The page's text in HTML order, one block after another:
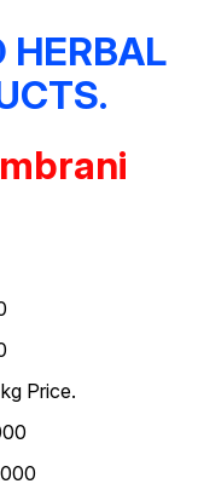
HERBAL
Price.